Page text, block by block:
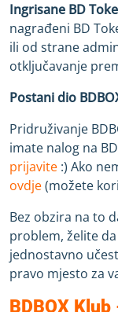
Ingrisane BD
nagrađeni BD
ili od strane
otključavanje
Postani dio
Pridruživanje
imate nalog na
prijavite :) Ako
ovdje(možete
Bez obzira na to
problem, želite
jednostavno
pravo mjesto za
BDBOX Klub